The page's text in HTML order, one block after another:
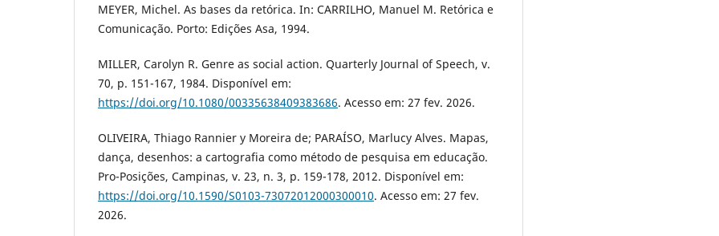
MEYER, Michel. As bases da retórica. In: CARRILHO, Manuel M. Retórica e
Comunicação. Porto: Edições Asa, 1994.
MILLER, Carolyn R. Genre as social action. Quarterly Journal of Speech, v.
70, p. 151-167, 1984. Disponível em:
https://doi.org/10.1080/00335638409383686. Acesso em: 27 fev. 2026.
OLIVEIRA, Thiago Rannier y Moreira de; PARAÍSO, Marlucy Alves. Mapas,
dança, desenhos: a cartografia como método de pesquisa em educação.
Pro-Posições, Campinas, v. 23, n. 3, p. 159-178, 2012. Disponível em:
https://doi.org/10.1590/S0103-73072012000300010. Acesso em: 27 fev.
2026.